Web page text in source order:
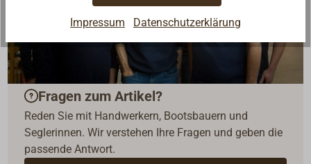
Fragen zum Artikel?
Reden Sie mit Handwerkern, Bootsbauern und
Seglerinnen. Wir verstehen Ihre Fragen und geben die
passende Antwort.
Impressum Datenschutzerklärung